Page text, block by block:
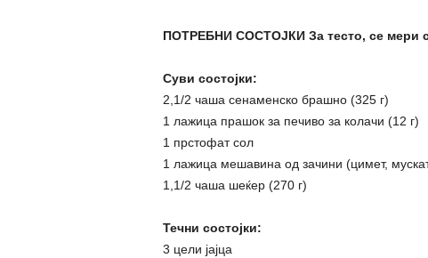
ПОТРЕБНИ СОСТОЈКИ За тесто, се мери
Суви состојки:
2,1/2 чаша сенаменско брашно (325 г)
1 лажица прашок за печиво за колачи (12 г)
1 прстофат сол
1 лажица мешавина од зачини (цимет,
1,1/2 чаша шеќер (270 г)
Течни состојки:
3 цели јајца